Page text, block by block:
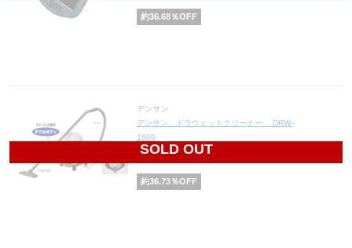
約36.68％OFF
SOLD OUT
デンサン
デンサン ドラウェットクリーナー DRW-
1800
25,180
約36.73％OFF